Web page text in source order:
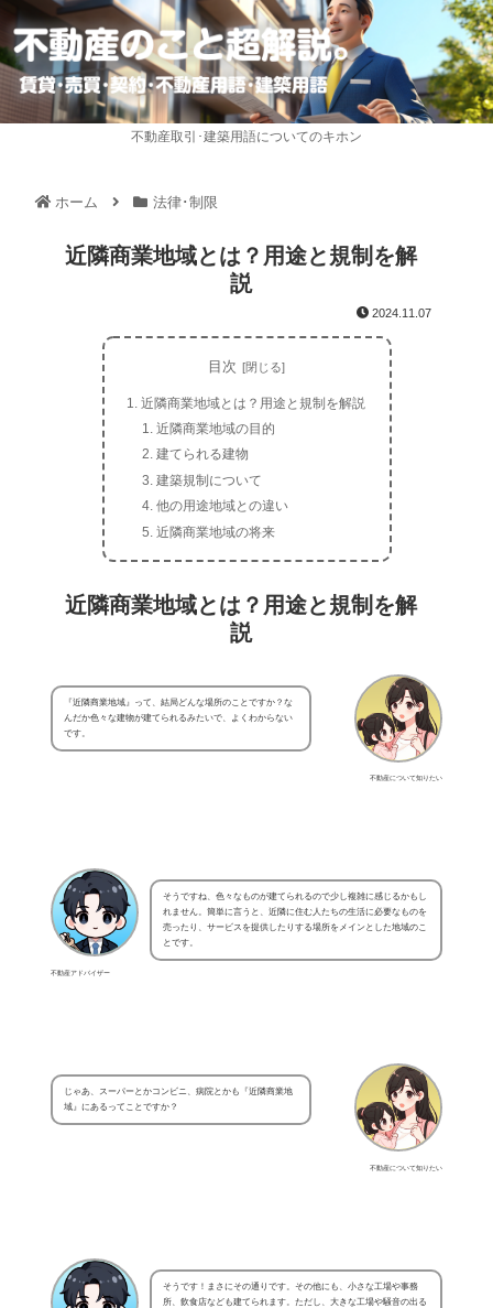
不動産取引･建築用語についてのキホン
ホーム 法律･制限
近隣商業地域とは？用途と規制を解
説
2024.11.07
目次
近隣商業地域とは？用途と規制を解説
近隣商業地域の目的
建てられる建物
建築規制について
他の用途地域との違い
近隣商業地域の将来
近隣商業地域とは？用途と規制を解
説
不動産について知りたい
『近隣商業地域』って、結局どんな場所のことですか？な
んだか色々な建物が建てられるみたいで、よくわからない
です。
不動産アドバイザー
そうですね、色々なものが建てられるので少し複雑に感じるかもし
れません。簡単に言うと、近隣に住む人たちの生活に必要なものを
売ったり、サービスを提供したりする場所をメインとした地域のこ
とです。
不動産について知りたい
じゃあ、スーパーとかコンビニ、病院とかも『近隣商業地
域』にあるってことですか？
そうです！まさにその通りです。その他にも、小さな工場や事務
所、飲食店なども建てられます。ただし、大きな工場や騒音の出る